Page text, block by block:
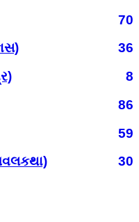
70
36
8
86
59
30